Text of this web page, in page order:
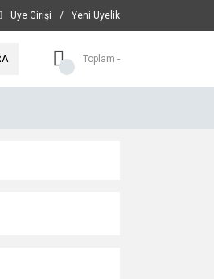
Üye Girişi / Yeni Üyelik
Toplam -